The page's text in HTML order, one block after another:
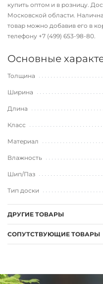
купить оптом и в розницу.
Московской области.
товар можно добавив его в
телефону +7 (499) 653-98-80.
Основные
Толщина
Ширина
Длина
Класс
Материал
Влажность
Шип/Паз
Тип доски
ДРУГИЕ ТОВАРЫ
СОПУТСТВУЮЩИЕ ТОВАРЫ